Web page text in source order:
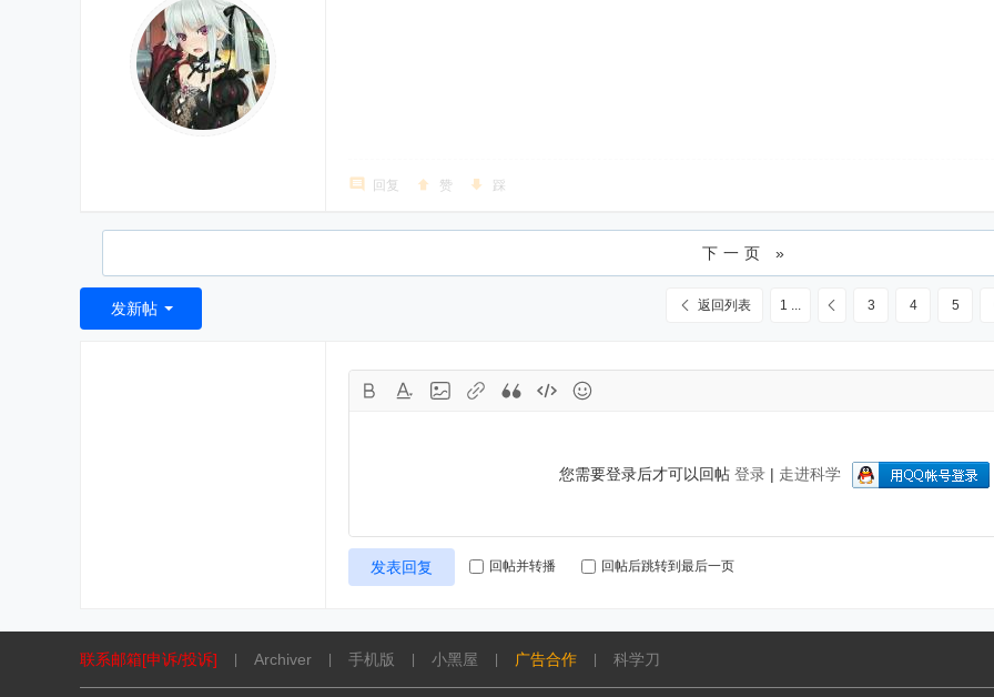
回复 赞 踩
下一页 »
1 ... 3 4 5
返回列表
发新帖
您需要登录后才可以回帖 登录| 走进科学
发表回复 回帖并转播 回帖后跳转到最后一页
联系邮箱[申诉/投诉] Archiver 手机版 小黑屋 广告合作 科学刀